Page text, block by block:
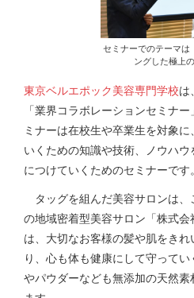
セミナーでのテーマは
ングした極上の
東京ベルエポック美容専門学校は
「業界コラボレーションセミナ
ミナーは在校生や卒業生を対象
いくための知識や技術、ノウハ
につけていくためのセミナーです
タッグを組んだ美容サロンは、
の地域密着型美容サロン「株式
は、大切なお客様の髪や肌をきれ
り、心も体も健康にして守って
やパウダーなども無添加の天然